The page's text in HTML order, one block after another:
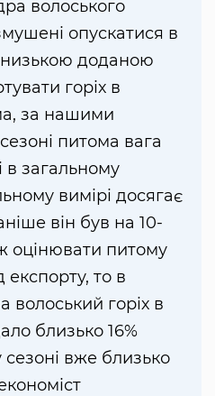
волоського
опускатися в
низькою доданою
горіх в
за нашими
питома вага
в загальному
вимірі досягає
він був на 10-
оцінювати питому
експорту, то в
волоський горіх в
близько 16%
вже близько